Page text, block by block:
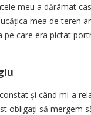
meu a dărâmat
mea de teren
care era pictat
și când mi-a
obligați să mergem